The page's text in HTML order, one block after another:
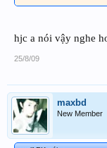
hjc a nói vậy nghe
25/8/09
maxbd
New Member